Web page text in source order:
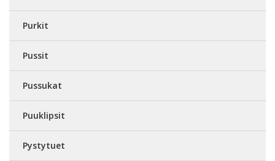
Purkit
Pussit
Pussukat
Puuklipsit
Pystytuet